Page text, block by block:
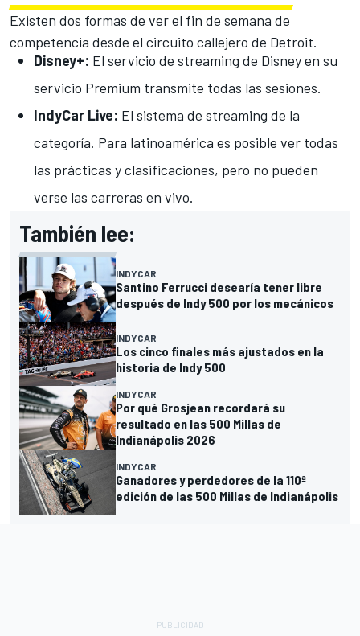
Existen dos formas de ver el fin de semana de
competencia desde el circuito callejero de Detroit.
Disney+: El servicio de streaming de Disney en su
servicio Premium transmite todas las sesiones.
IndyCar Live: El sistema de streaming de la
categoría. Para latinoamérica es posible ver todas
las prácticas y clasificaciones, pero no pueden
verse las carreras en vivo.
También lee:
INDYCAR
Santino Ferrucci desearía tener libre
después de Indy 500 por los mecánicos
INDYCAR
Los cinco finales más ajustados en la
historia de Indy 500
INDYCAR
Por qué Grosjean recordará su
resultado en las 500 Millas de
Indianápolis 2026
INDYCAR
Ganadores y perdedores de la 110ª
edición de las 500 Millas de Indianápolis